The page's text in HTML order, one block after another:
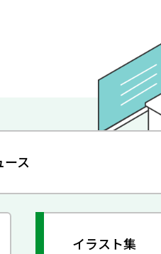
ース
イラスト集